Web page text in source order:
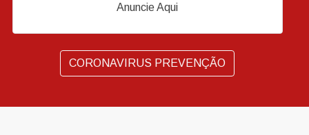
Anuncie Aqui
CORONAVIRUS PREVENÇÃO